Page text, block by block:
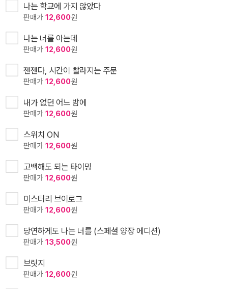
나는 학교에 가지 않았다
판매가 12,600원
나는 너를 아는데
판매가 12,600원
젠젠다, 시간이 빨라지는 주문
판매가 12,600원
내가 없던 어느 밤에
판매가 12,600원
스위치 ON
판매가 12,600원
고백해도 되는 타이밍
판매가 12,600원
미스터리 브이로그
판매가 12,600원
당연하게도 나는 너를 (스페셜 양장 에디션)
판매가 13,500원
브릿지
판매가 12,600원